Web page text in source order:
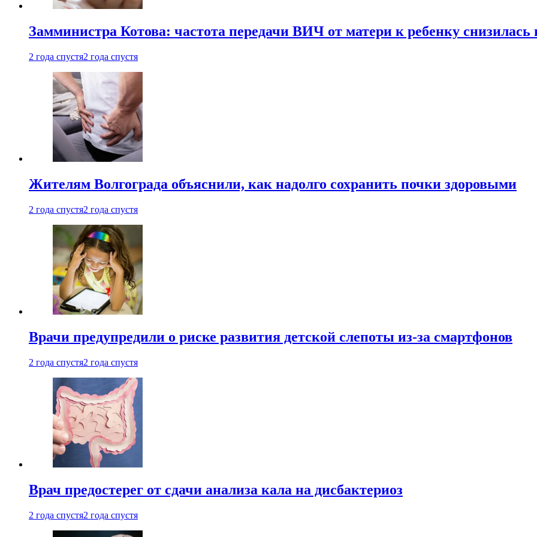
Замминистра Котова: частота передачи ВИЧ от матери к ребенку снизилась
2 года спустя2 года спустя
Жителям Волгограда объяснили, как надолго сохранить почки здоровыми
2 года спустя2 года спустя
Врачи предупредили о риске развития детской слепоты из-за смартфонов
2 года спустя2 года спустя
Врач предостерег от сдачи анализа кала на дисбактериоз
2 года спустя2 года спустя